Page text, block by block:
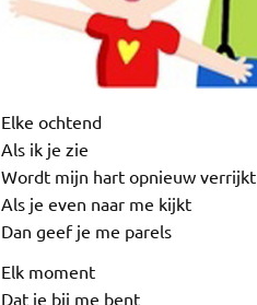
Elke ochtend
Als ik je zie
Wordt mijn hart opnieuw verrijkt
Als je even naar me kijkt
Dan geef je me parels
Elk moment
Dat je bij me bent